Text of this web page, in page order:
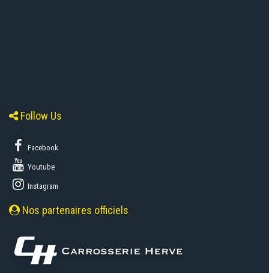
Follow Us
Facebook
Youtube
Instagram
Nos partenaires officiels